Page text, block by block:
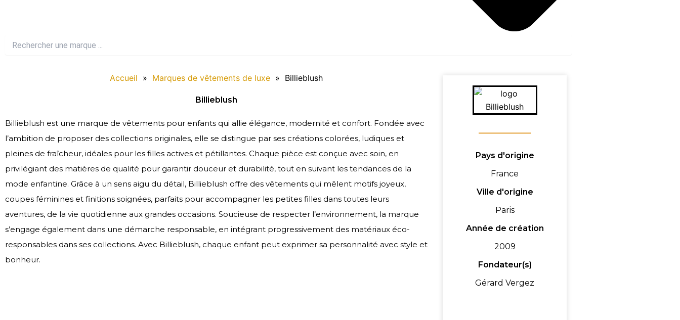
Accueil » Marques de vêtements de luxe » Billieblush
Billieblush
Billieblush est une marque de vêtements pour enfants qui allie élégance, modernité et confort. Fondée avec
l’ambition de proposer des collections originales, elle se distingue par ses créations colorées, ludiques et
pleines de fraîcheur, idéales pour les filles actives et pétillantes. Chaque pièce est conçue avec soin, en
privilégiant des matières de qualité pour garantir douceur et durabilité, tout en suivant les tendances de la
mode enfantine. Grâce à un sens aigu du détail, Billieblush offre des vêtements qui mêlent motifs joyeux,
coupes féminines et finitions soignées, parfaits pour accompagner les petites filles dans toutes leurs
aventures, de la vie quotidienne aux grandes occasions. Soucieuse de respecter l’environnement, la marque
s’engage également dans une démarche responsable, en intégrant progressivement des matériaux éco-
responsables dans ses collections. Avec Billieblush, chaque enfant peut exprimer sa personnalité avec style et
bonheur.
Pays d'origine
France
Ville d'origine
Paris
Année de création
2009
Fondateur(s)
Gérard Vergez